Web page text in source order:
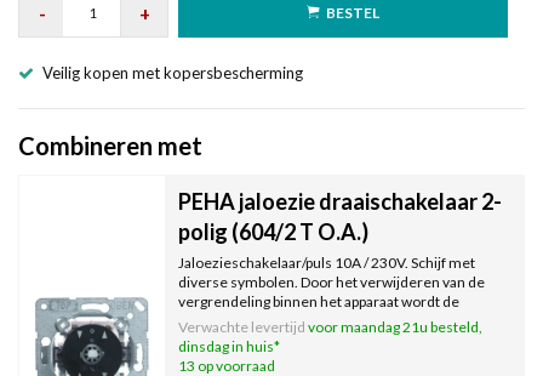
- + BESTEL
Veilig kopen met kopersbescherming
Combineren met
PEHA jaloezie draaischakelaar 2-
polig (604/2 T O.A.)
Jaloezieschakelaar/puls 10A / 230V. Schijf met
diverse symbolen. Door het verwijderen van de
vergrendeling binnen het apparaat wordt de
impulsgever gewijzigd in een schakelaar. Uitbreiden
met afdekraam en knop.
Verwachte levertijd voor maandag 21u besteld,
dinsdag in huis*
13 op voorraad